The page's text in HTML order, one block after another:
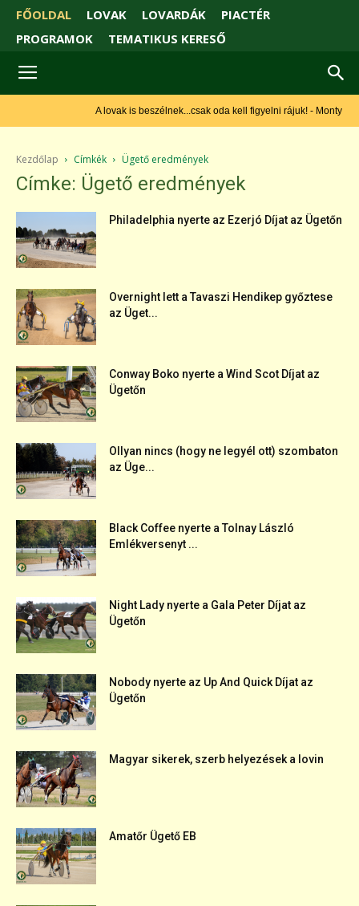
FŐOLDAL LOVAK LOVARDÁK
PIACTÉR
PROGRAMOK
TEMATIKUS KERESŐ
A lovak is beszélnek...csak oda kell figyelni rájuk! - Monty Roberts
Kezdőlap Címkék Ügető eredmények
Címke: Ügető eredmények
Philadelphia nyerte az Ezerjó Díjat az Ügetőn
Overnight lett a Tavaszi Hendikep győztese
az Üget...
Conway Boko nyerte a Wind Scot Díjat az
Ügetőn
Ollyan nincs (hogy ne legyél ott) szombaton
az Üge...
Black Coffee nyerte a Tolnay László
Emlékversenyt ...
Night Lady nyerte a Gala Peter Díjat az
Ügetőn
Nobody nyerte az Up And Quick Díjat az
Ügetőn
Magyar sikerek, szerb helyezések a lovin
Amatőr Ügető EB